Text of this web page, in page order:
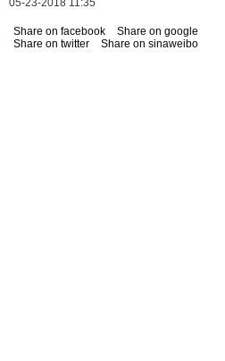
05-23-2018 11:35
Share on facebook
Share on google
Share on twitter
Share on sinaweibo